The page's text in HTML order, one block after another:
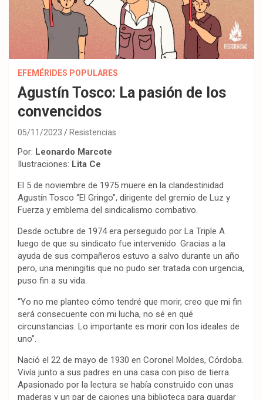
EFEMÉRIDES POPULARES
Agustín Tosco: La pasión de los
convencidos
05/11/2023 Resistencias
Por: Leonardo Marcote
Ilustraciones: Lita Ce
El 5 de noviembre de 1975 muere en la clandestinidad
Agustín Tosco “El Gringo”, dirigente del gremio de Luz y
Fuerza y emblema del sindicalismo combativo.
Desde octubre de 1974 era perseguido por La Triple A
luego de que su sindicato fue intervenido. Gracias a la
ayuda de sus compañeros estuvo a salvo durante un año
pero, una meningitis que no pudo ser tratada con urgencia,
puso fin a su vida.
“Yo no me planteo cómo tendré que morir, creo que mi fin
será consecuente con mi lucha, no sé en qué
circunstancias. Lo importante es morir con los ideales de
uno”.
Nació el 22 de mayo de 1930 en Coronel Moldes, Córdoba.
Vivía junto a sus padres en una casa con piso de tierra.
Apasionado por la lectura se había construido con unas
maderas y un par de cajones una biblioteca para guardar